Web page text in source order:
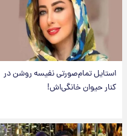
استایل تمام‌صورتی نفیسه روشن در
کنار حیوان خانگی‌اش!